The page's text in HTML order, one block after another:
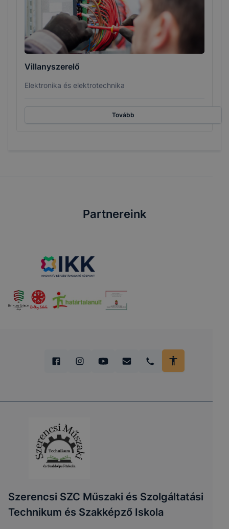
Villanyszerelő
Elektronika és elektrotechnika
Tovább
Partnereink
Szerencsi SZC Műszaki és Szolgáltatási
Technikum és Szakképző Iskola